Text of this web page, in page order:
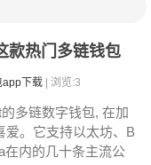
款热门多链钱包
app下载 | 浏览:3
多链数字钱包, 在加
爱。它支持以太坊、B
在内的几十条主流公